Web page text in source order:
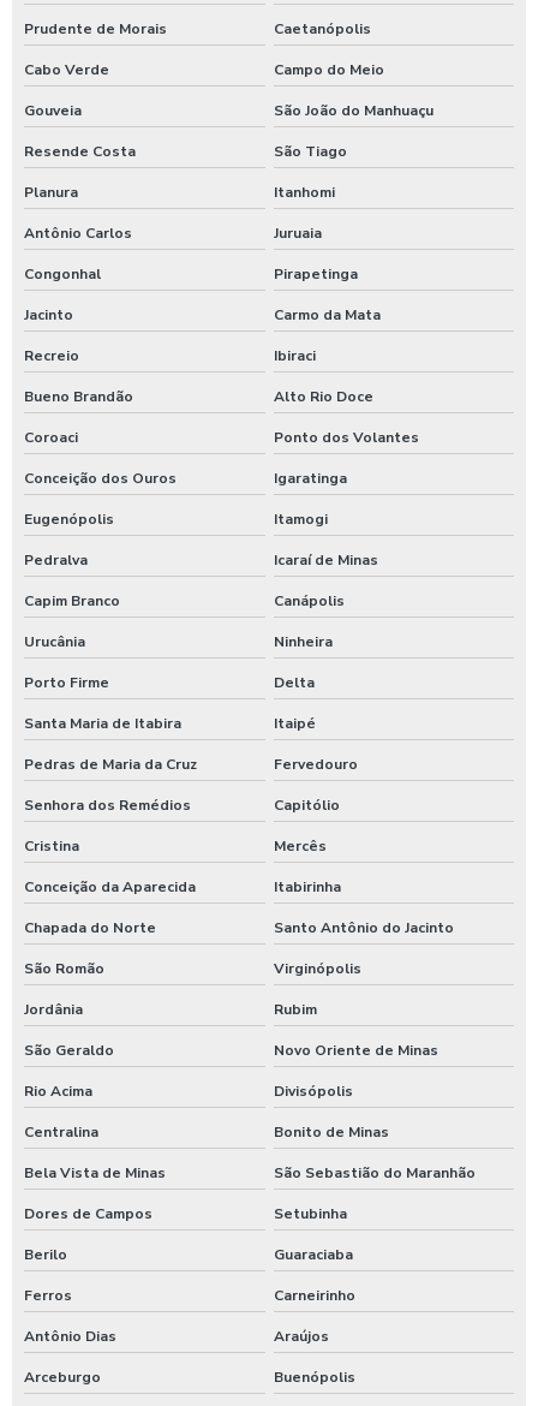
Prudente de Morais Caetanópolis
Cabo Verde Campo do Meio
Gouveia São João do Manhuaçu
Resende Costa São Tiago
Planura Itanhomi
Antônio Carlos Juruaia
Congonhal Pirapetinga
Jacinto Carmo da Mata
Recreio Ibiraci
Bueno Brandão Alto Rio Doce
Coroaci Ponto dos Volantes
Conceição dos Ouros Igaratinga
Eugenópolis Itamogi
Pedralva Icaraí de Minas
Capim Branco Canápolis
Urucânia Ninheira
Porto Firme Delta
Santa Maria de Itabira Itaipé
Pedras de Maria da Cruz Fervedouro
Senhora dos Remédios Capitólio
Cristina Mercês
Conceição da Aparecida Itabirinha
Chapada do Norte Santo Antônio do Jacinto
São Romão Virginópolis
Jordânia Rubim
São Geraldo Novo Oriente de Minas
Rio Acima Divisópolis
Centralina Bonito de Minas
Bela Vista de Minas São Sebastião do Maranhão
Dores de Campos Setubinha
Berilo Guaraciaba
Ferros Carneirinho
Antônio Dias Araújos
Arceburgo Buenópolis